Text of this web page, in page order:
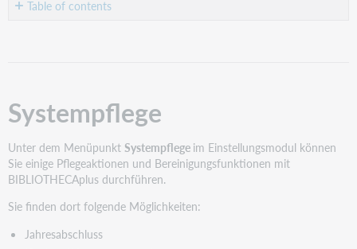
as Table of contents
Systempflege
Unter dem Menüpunkt Systempflege im Einstellungsmodul können
Sie einige Pflegeaktionen und Bereinigungsfunktionen mit
BIBLIOTHECAplus durchführen.
Sie finden dort folgende Möglichkeiten:
Jahresabschluss